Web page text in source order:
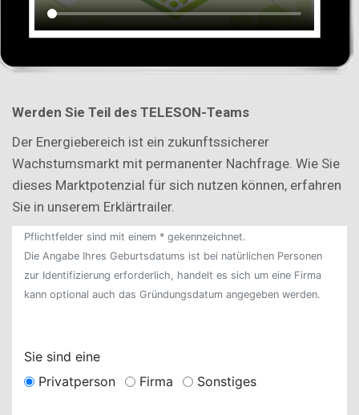
Werden Sie Teil des TELESON-Teams
Der Energiebereich ist ein zukunftssicherer
Wachstumsmarkt mit permanenter Nachfrage. Wie Sie
dieses Marktpotenzial für sich nutzen können, erfahren
Sie in unserem Erklärtrailer.